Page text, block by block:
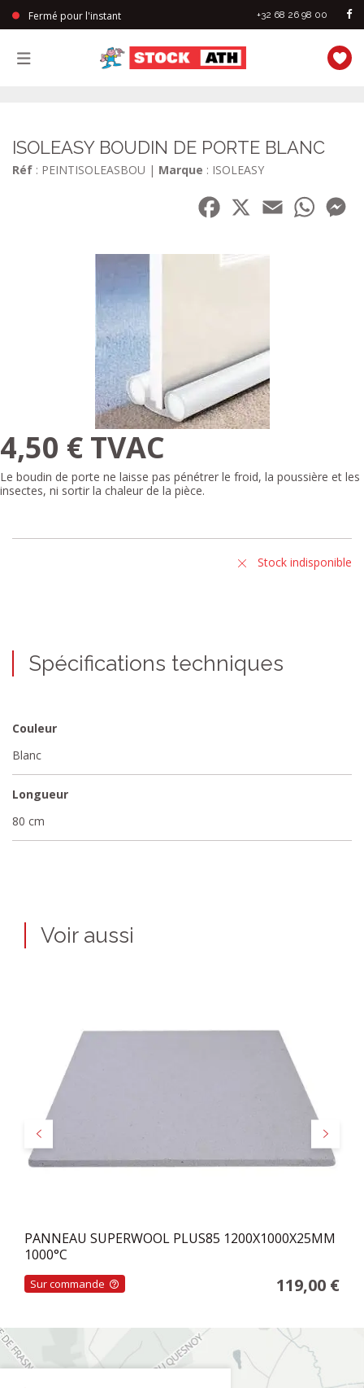
Fermé pour l'instant +32 68 26 98 00
ISOLEASY BOUDIN DE PORTE BLANC
Réf : PEINTISOLEASBOU | Marque : ISOLEASY
Facebook
Email
4,50 € TVAC
Le boudin de porte ne laisse pas pénétrer le froid, la poussière et les
insectes, ni sortir la chaleur de la pièce.
Stock indisponible
Spécifications techniques
Couleur
Blanc
Longueur
80 cm
Voir aussi
Précédent Suivant
PANNEAU SUPERWOOL PLUS85 1200X1000X25MM
1000°C
Sur commande 119,00 €